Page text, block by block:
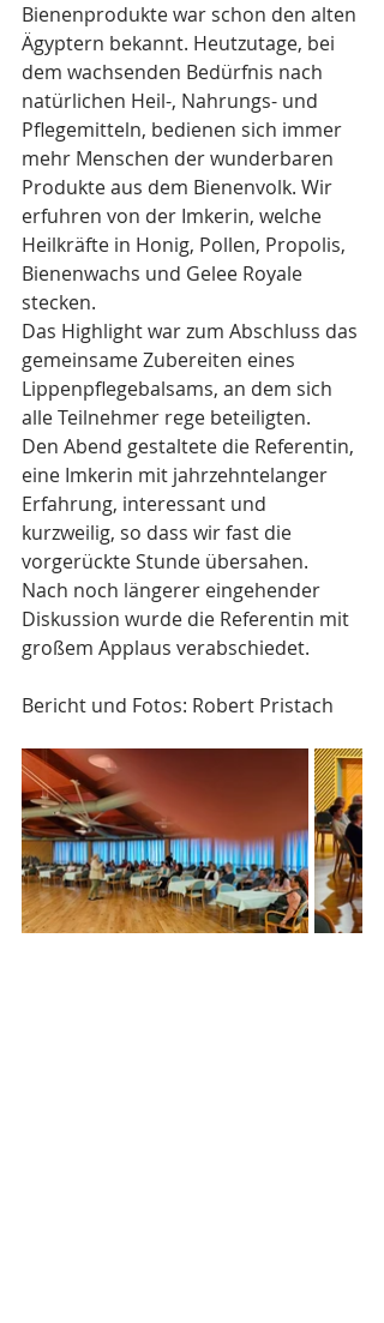
Bienenprodukte war schon den alten
Ägyptern bekannt. Heutzutage, bei
dem wachsenden Bedürfnis nach
natürlichen Heil-, Nahrungs- und
Pflegemitteln, bedienen sich immer
mehr Menschen der wunderbaren
Produkte aus dem Bienenvolk. Wir
erfuhren von der Imkerin, welche
Heilkräfte in Honig, Pollen, Propolis,
Bienenwachs und Gelee Royale
stecken.
Das Highlight war zum Abschluss das
gemeinsame Zubereiten eines
Lippenpflegebalsams, an dem sich
alle Teilnehmer rege beteiligten.
Den Abend gestaltete die Referentin,
eine Imkerin mit jahrzehntelanger
Erfahrung, interessant und
kurzweilig, so dass wir fast die
vorgerückte Stunde übersahen.
Nach noch längerer eingehender
Diskussion wurde die Referentin mit
großem Applaus verabschiedet.
Bericht und Fotos: Robert Pristach